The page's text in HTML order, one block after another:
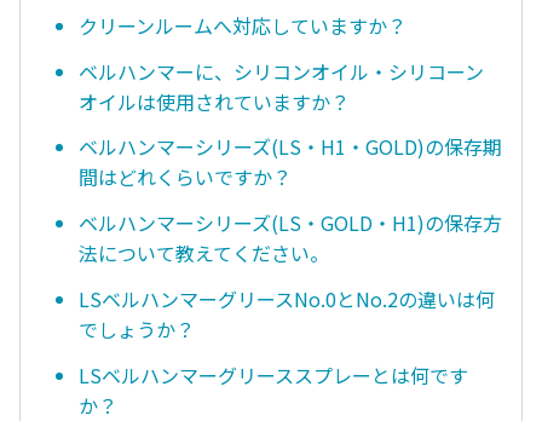
クリーンルームへ対応していますか？
ベルハンマーに、シリコンオイル・シリコーン
オイルは使用されていますか？
ベルハンマーシリーズ(LS・H1・GOLD)の保存期
間はどれくらいですか？
ベルハンマーシリーズ(LS・GOLD・H1)の保存方
法について教えてください。
LSベルハンマーグリースNo.0とNo.2の違いは何
でしょうか？
LSベルハンマーグリーススプレーとは何です
か？